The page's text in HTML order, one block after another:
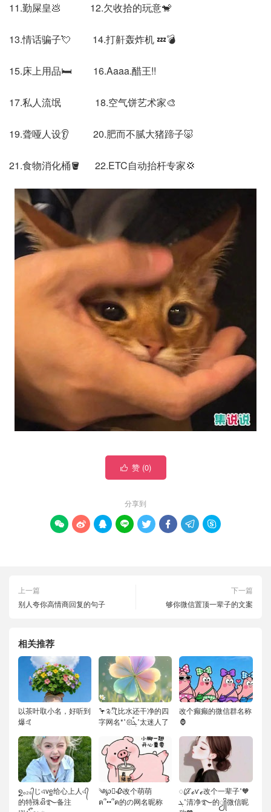
11.勤屎皇💩 12.欠收拾的玩意🐒
13.情话骗子💘 14.打鼾轰炸机 💤💣
15.床上用品🛏️ 16.Aaaa.醋王!!
17.私人流氓 18.空气饼艺术家🎨
19.聋哑人设👂 20.肥而不腻大猪蹄子🐷
21.食物消化桶🪣 22.ETC自动抬杆专家💢
 赞 (0)
分享到
       
上一篇
别人夸你高情商回复的句子
下一篇
够你微信置顶一辈子的文案
相关推荐
以茶叶取小名，好听到
爆🤙
🦩༉ꦿ໊ 比水还干净的四
字网名*˚𑁍ࠬܓ˚太迷人了
改个癫癫的微信群名称
🦍
໑ຼₒ₂₆᭄じএve͇给心上人এ᭄
的特殊ഒᩚ࿐备注
༄℘⃝🥀改个萌萌
ฅ՞••՞ฅ的の网名昵称
ꦿℒℴѵℯ改个一辈子˚🧡
ܓ˚清净࿐的ꦾᩚ微信昵